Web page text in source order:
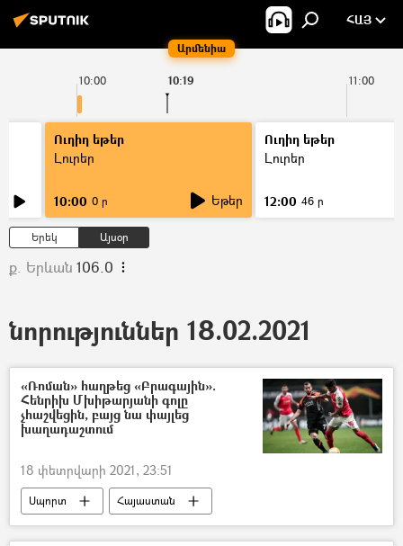
Արմենիա
ՀԱՅ
10:00 11:00
10:19
Ուղիղ եթեր
Լուրեր
10:00 0 ր Եթեր
Ուղիղ եթեր
Լուրեր
12:00 46 ր
Երեկ Այսօր
ք. Երևան 106.0
նորություններ 18.02.2021
«Ռոման» հաղթեց «Բրագային».
Հենրիխ Մխիթարյանի գոլը
չհաշվեցին, բայց նա փայլեց
խաղադաշտում
18 փետրվարի 2021, 23:51
Սպորտ
Հայաստան
«Ռոմա» ֆուտբոլային ակումբ